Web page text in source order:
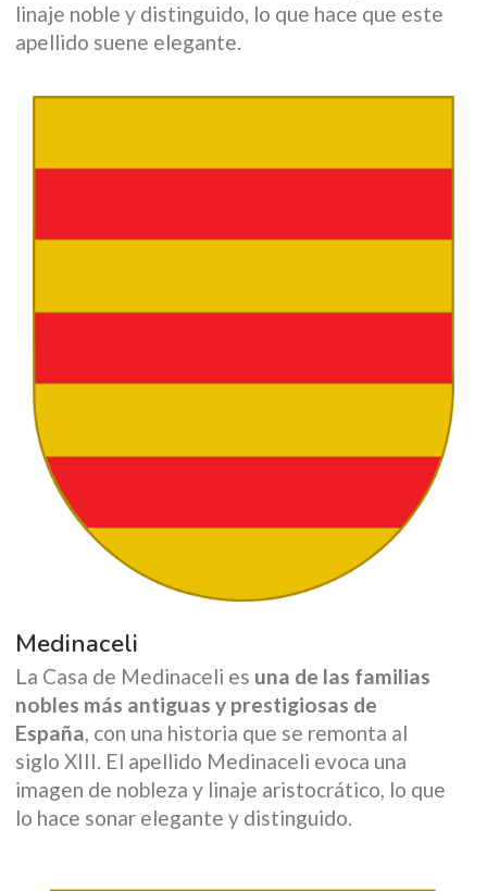
linaje noble y distinguido, lo que hace que este
apellido suene elegante.
Medinaceli
La Casa de Medinaceli es una de las familias
nobles más antiguas y prestigiosas de
España, con una historia que se remonta al
siglo XIII. El apellido Medinaceli evoca una
imagen de nobleza y linaje aristocrático, lo que
lo hace sonar elegante y distinguido.